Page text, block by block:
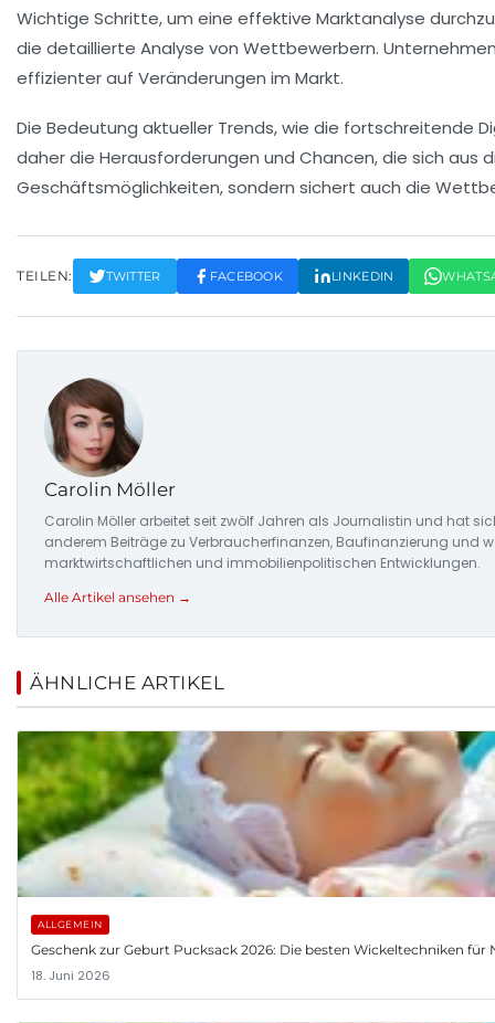
Wichtige Schritte, um eine effektive Marktanalyse
die detaillierte Analyse von Wettbewerbern.
effizienter auf Veränderungen im Markt.
Die Bedeutung aktueller Trends, wie die fortschreitende
daher die Herausforderungen und Chancen, die sich
Geschäftsmöglichkeiten, sondern sichert auch die
TEILEN: TWITTER FACEBOOK LINKEDIN
Carolin Möller
Carolin Möller arbeitet seit zwölf Jahren als Journalistin und hat
anderem Beiträge zu Verbraucherfinanzen, Baufinanzierung und
marktwirtschaftlichen und immobilienpolitischen Entwicklungen.
Alle Artikel ansehen →
ÄHNLICHE ARTIKEL
ALLGEMEIN
Geschenk zur Geburt Pucksack 2026: Die besten Wickeltechniken für
18. Juni 2026